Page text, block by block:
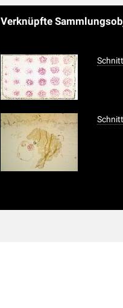
Verknüpfte